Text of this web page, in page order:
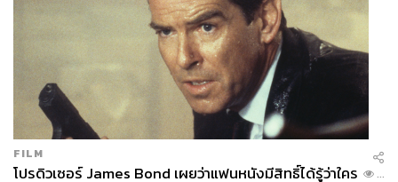
FILM
โปรดิวเซอร์ James Bond เผยว่าแฟนหนังมีสิทธิ์ได้รู้ว่าใคร
...